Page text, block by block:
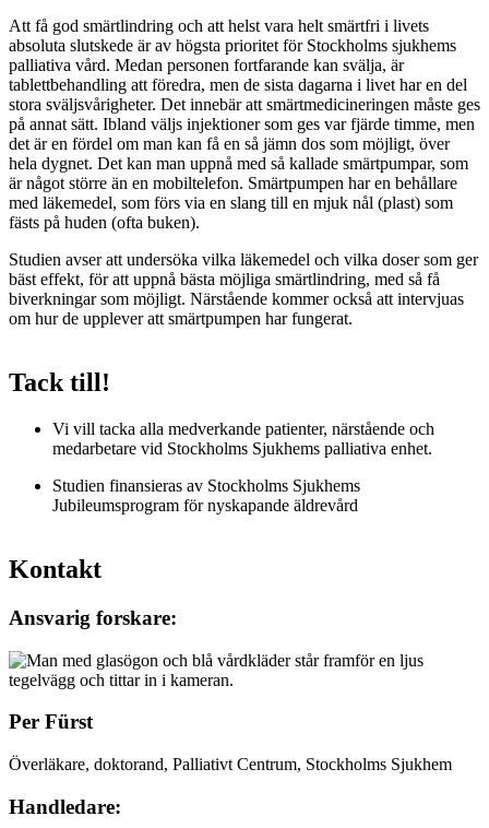
Att få god smärtlindring och att helst vara helt smärtfri i livets
absoluta slutskede är av högsta prioritet för Stockholms sjukhems
palliativa vård. Medan personen fortfarande kan svälja, är
tablettbehandling att föredra, men de sista dagarna i livet har en del
stora sväljsvårigheter. Det innebär att smärtmedicineringen måste ges
på annat sätt. Ibland väljs injektioner som ges var fjärde timme, men
det är en fördel om man kan få en så jämn dos som möjligt, över
hela dygnet. Det kan man uppnå med så kallade smärtpumpar, som
är något större än en mobiltelefon. Smärtpumpen har en behållare
med läkemedel, som förs via en slang till en mjuk nål (plast) som
fästs på huden (ofta buken).
Studien avser att undersöka vilka läkemedel och vilka doser som ger
bäst effekt, för att uppnå bästa möjliga smärtlindring, med så få
biverkningar som möjligt. Närstående kommer också att intervjuas
om hur de upplever att smärtpumpen har fungerat.
Tack till!
Vi vill tacka alla medverkande patienter, närstående och
medarbetare vid Stockholms Sjukhems palliativa enhet.
Studien finansieras av Stockholms Sjukhems
Jubileumsprogram för nyskapande äldrevård
Kontakt
Ansvarig forskare:
Per Fürst
Överläkare, doktorand, Palliativt Centrum, Stockholms Sjukhem
Handledare: